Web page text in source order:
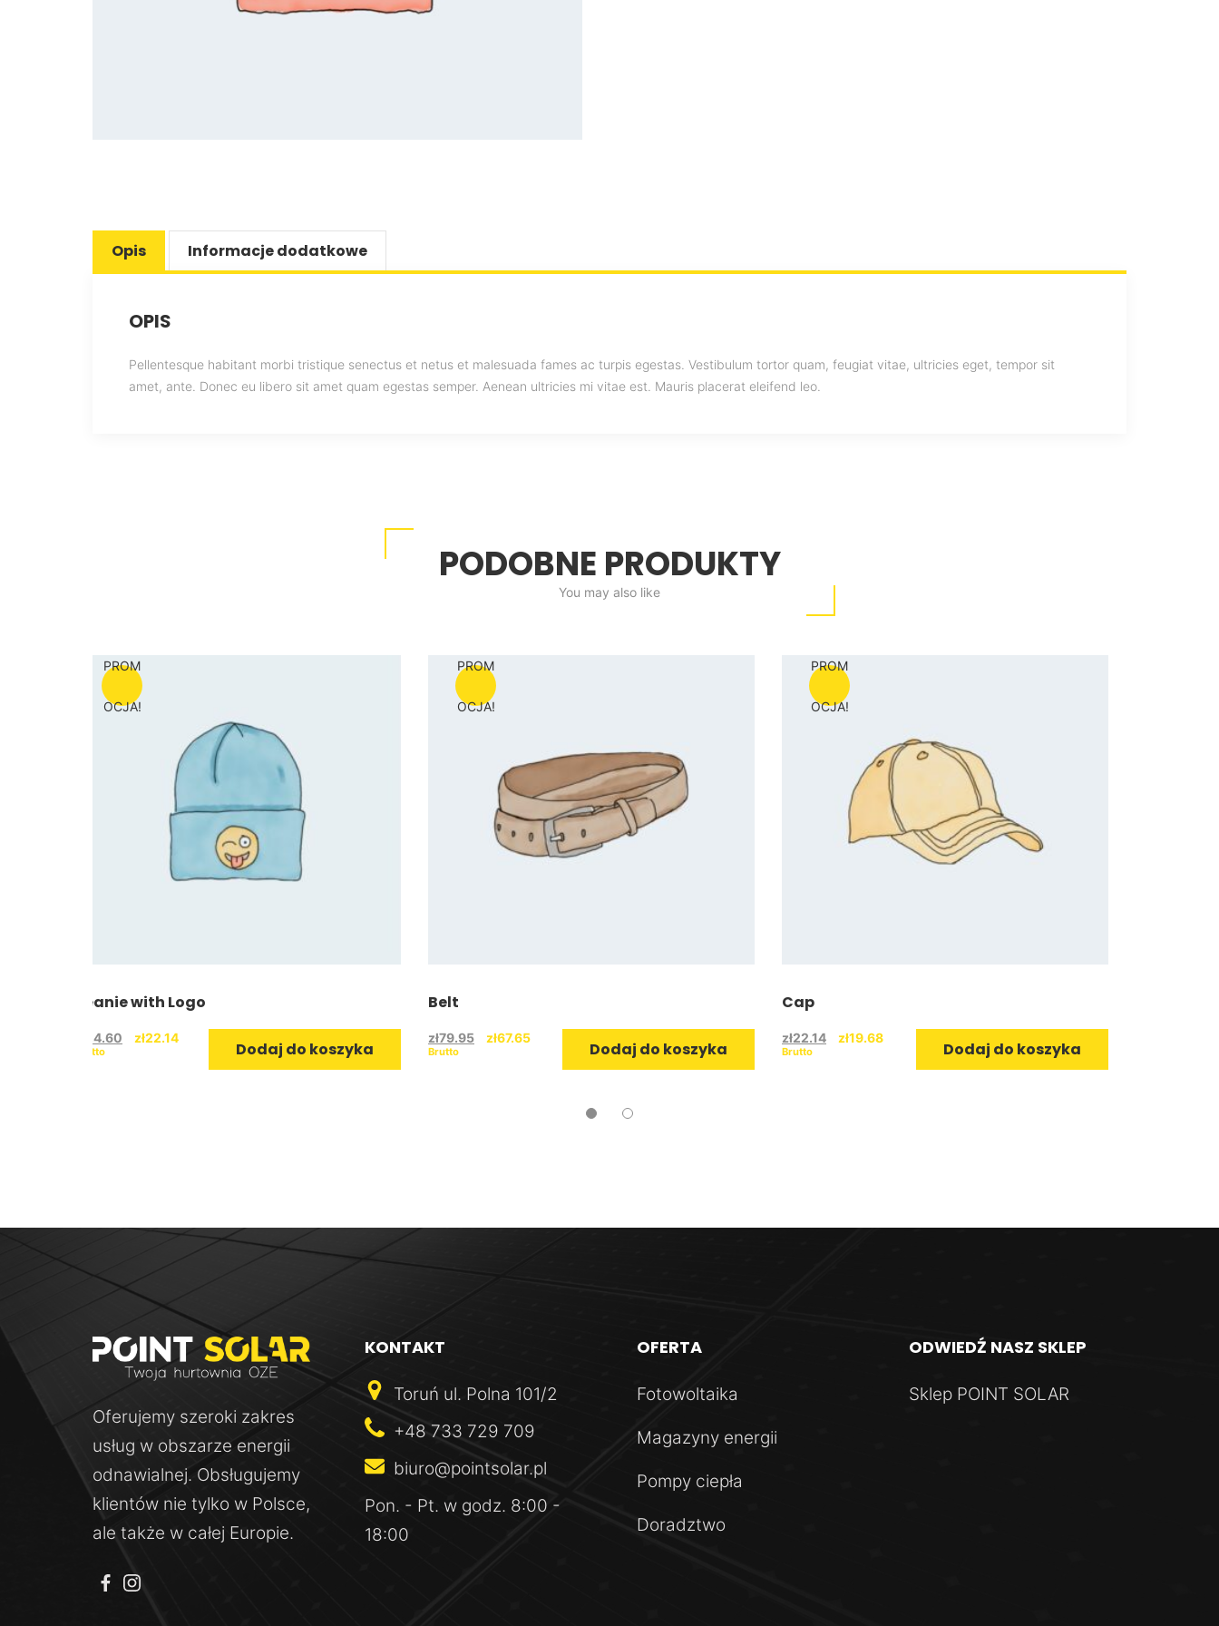
Opis Informacje dodatkowe
OPIS
Pellentesque habitant morbi tristique senectus et netus et malesuada fames ac turpis egestas. Vestibulum tortor quam, feugiat vitae, ultricies eget, tempor sit
amet, ante. Donec eu libero sit amet quam egestas semper. Aenean ultricies mi vitae est. Mauris placerat eleifend leo.
PODOBNE PRODUKTY
You may also like
PROM
OCJA!
Beanie with Logo
24.60 zł22.14
Brutto Dodaj do koszyka
Quick View
PROM
OCJA!
Belt
zł79.95 zł67.65
Brutto Dodaj do koszyka
PROM
OCJA!
Cap
zł22.14 zł19.68
Brutto Dodaj do koszyka
Oferujemy szeroki zakres
usług w obszarze energii
odnawialnej. Obsługujemy
klientów nie tylko w Polsce,
ale także w całej Europie.
KONTAKT
Toruń ul. Polna 101/2
+48 733 729 709
biuro@pointsolar.pl
Pon. - Pt. w godz. 8:00 -
18:00
OFERTA
Fotowoltaika
Magazyny energii
Pompy ciepła
Doradztwo
ODWIEDŹ NASZ SKLEP
Sklep POINT SOLAR